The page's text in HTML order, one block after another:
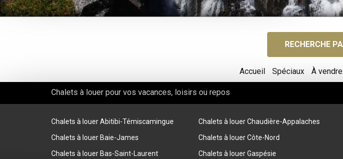
RECHERCHE
Accueil Spéciaux À vendre
Chalets à louer pour vos vacances, loisirs ou repos
Chalets à louer Abitibi-Témiscamingue
Chalets à louer Baie-James
Chalets à louer Bas-Saint-Laurent
Chalets à louer Chaudière-Appalaches
Chalets à louer Côte-Nord
Chalets à louer Gaspésie